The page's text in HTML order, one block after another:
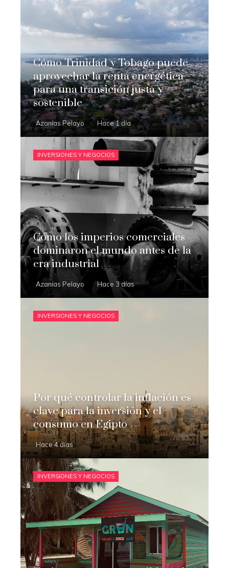
Cómo Trinidad y Tobago puede
aprovechar la renta energética
para una transición justa y
sostenible
Azanías Pelayo Hace 1 día
INVERSIONES Y NEGOCIOS
Cómo los imperios comerciales
dominaron el mundo antes de la
era industrial
Azanías Pelayo Hace 3 días
INVERSIONES Y NEGOCIOS
Por qué controlar la inflación es
clave para la inversión y el
consumo en Egipto
Hace 4 días
INVERSIONES Y NEGOCIOS